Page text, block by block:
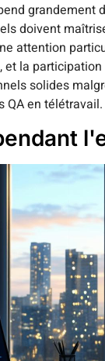
grandement
doivent
attention
la
solides
QA en télétravail.